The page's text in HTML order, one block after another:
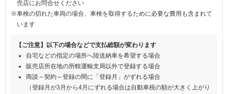
売店にお問合せください
※車検の切れた車両の場合、車検を取得するために必要な費用も含まれて
います
【ご注意】以下の場合などで支払総額が変わります
自宅などの指定の場所へ陸送納車を希望する場合
販売店所在地の所轄運輸支局以外で登録する場合
商談～契約～登録の間に「登録月」がずれる場合
（登録月が3月から4月にずれる場合は自動車税の額が大きく上がり